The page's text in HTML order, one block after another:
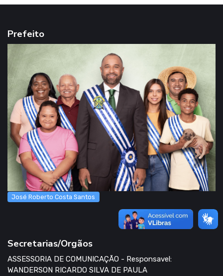
Prefeito
José Roberto Costa Santos
Secretarias/Orgãos
ASSESSORIA DE COMUNICAÇÃO - Responsavel:
WANDERSON RICARDO SILVA DE PAULA